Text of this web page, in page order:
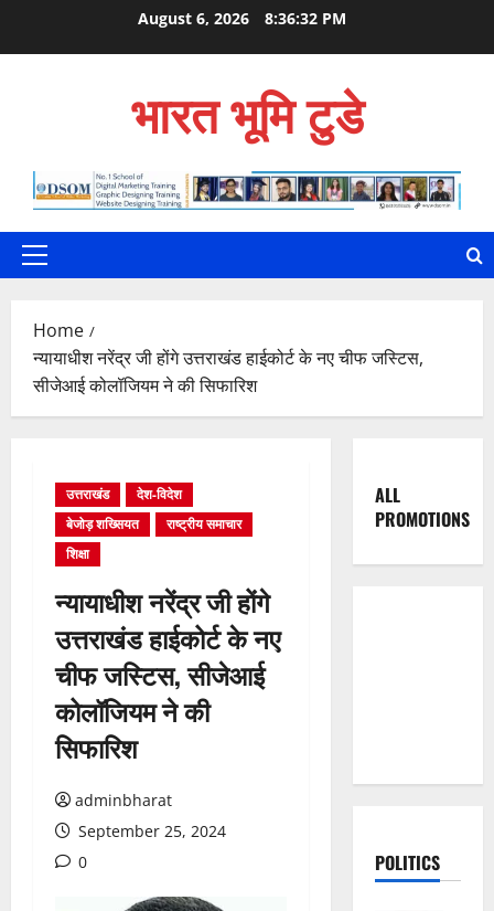
August 6, 2026 8:36:33 PM
भारत भूमि टुडे
Primary
Home
न्यायाधीश नरेंद्र जी होंगे उत्तराखंड हाईकोर्ट के नए चीफ जस्टिस,
सीजेआई कोलॉजियम ने की सिफारिश
उत्तराखंड
देश-विदेश
बेजोड़ शख्सियत
राष्ट्रीय समाचार
शिक्षा
न्यायाधीश नरेंद्र जी होंगे
उत्तराखंड हाईकोर्ट के नए
चीफ जस्टिस, सीजेआई
कोलॉजियम ने की
सिफारिश
adminbharat
September 25, 2024
0
ALL
PROMOTIONS
POLITICS